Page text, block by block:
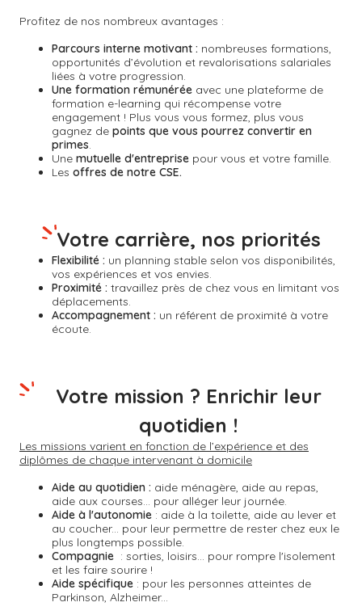
Profitez de nos nombreux avantages :
Parcours interne motivant : nombreuses formations,
opportunités d’évolution et revalorisations salariales
liées à votre progression.
Une formation rémunérée avec une plateforme de
formation e-learning qui récompense votre
engagement ! Plus vous vous formez, plus vous
gagnez de points que vous pourrez convertir en
primes.
Une mutuelle d'entreprise pour vous et votre famille.
Les offres de notre CSE.
Flexibilité : un planning stable selon vos disponibilités,
vos expériences et vos envies.
Proximité : travaillez près de chez vous en limitant vos
déplacements.
Accompagnement : un référent de proximité à votre
écoute.
Votre carrière, nos priorités
Les missions varient en fonction de l’expérience et des
diplômes de chaque intervenant à domicile
Aide au quotidien : aide ménagère, aide au repas,
aide aux courses… pour alléger leur journée.
Aide à l'autonomie : aide à la toilette, aide au lever et
au coucher... pour leur permettre de rester chez eux le
plus longtemps possible.
Compagnie : sorties, loisirs... pour rompre l'isolement
et les faire sourire !
Aide spécifique : pour les personnes atteintes de
Parkinson, Alzheimer...
Votre mission ? Enrichir leur
quotidien !